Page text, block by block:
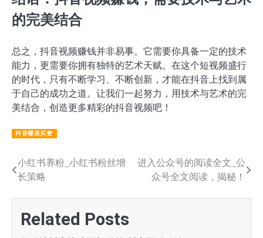
的完美结合
总之，抖音视频赚钱并非易事。它需要你具备一定的技术
能力，更需要你拥有独特的艺术天赋。在这个短视频盛行
的时代，只有不断学习、不断创新，才能在抖音上找到属
于自己的成功之道。让我们一起努力，用技术与艺术的完
美结合，创造更多精彩的抖音视频吧！
抖音哪里买赞
文
航
小红书养粉_小红书粉丝增
长策略
进入公众号的阅读全文_公
众号全文阅读，揭秘！
Related Posts